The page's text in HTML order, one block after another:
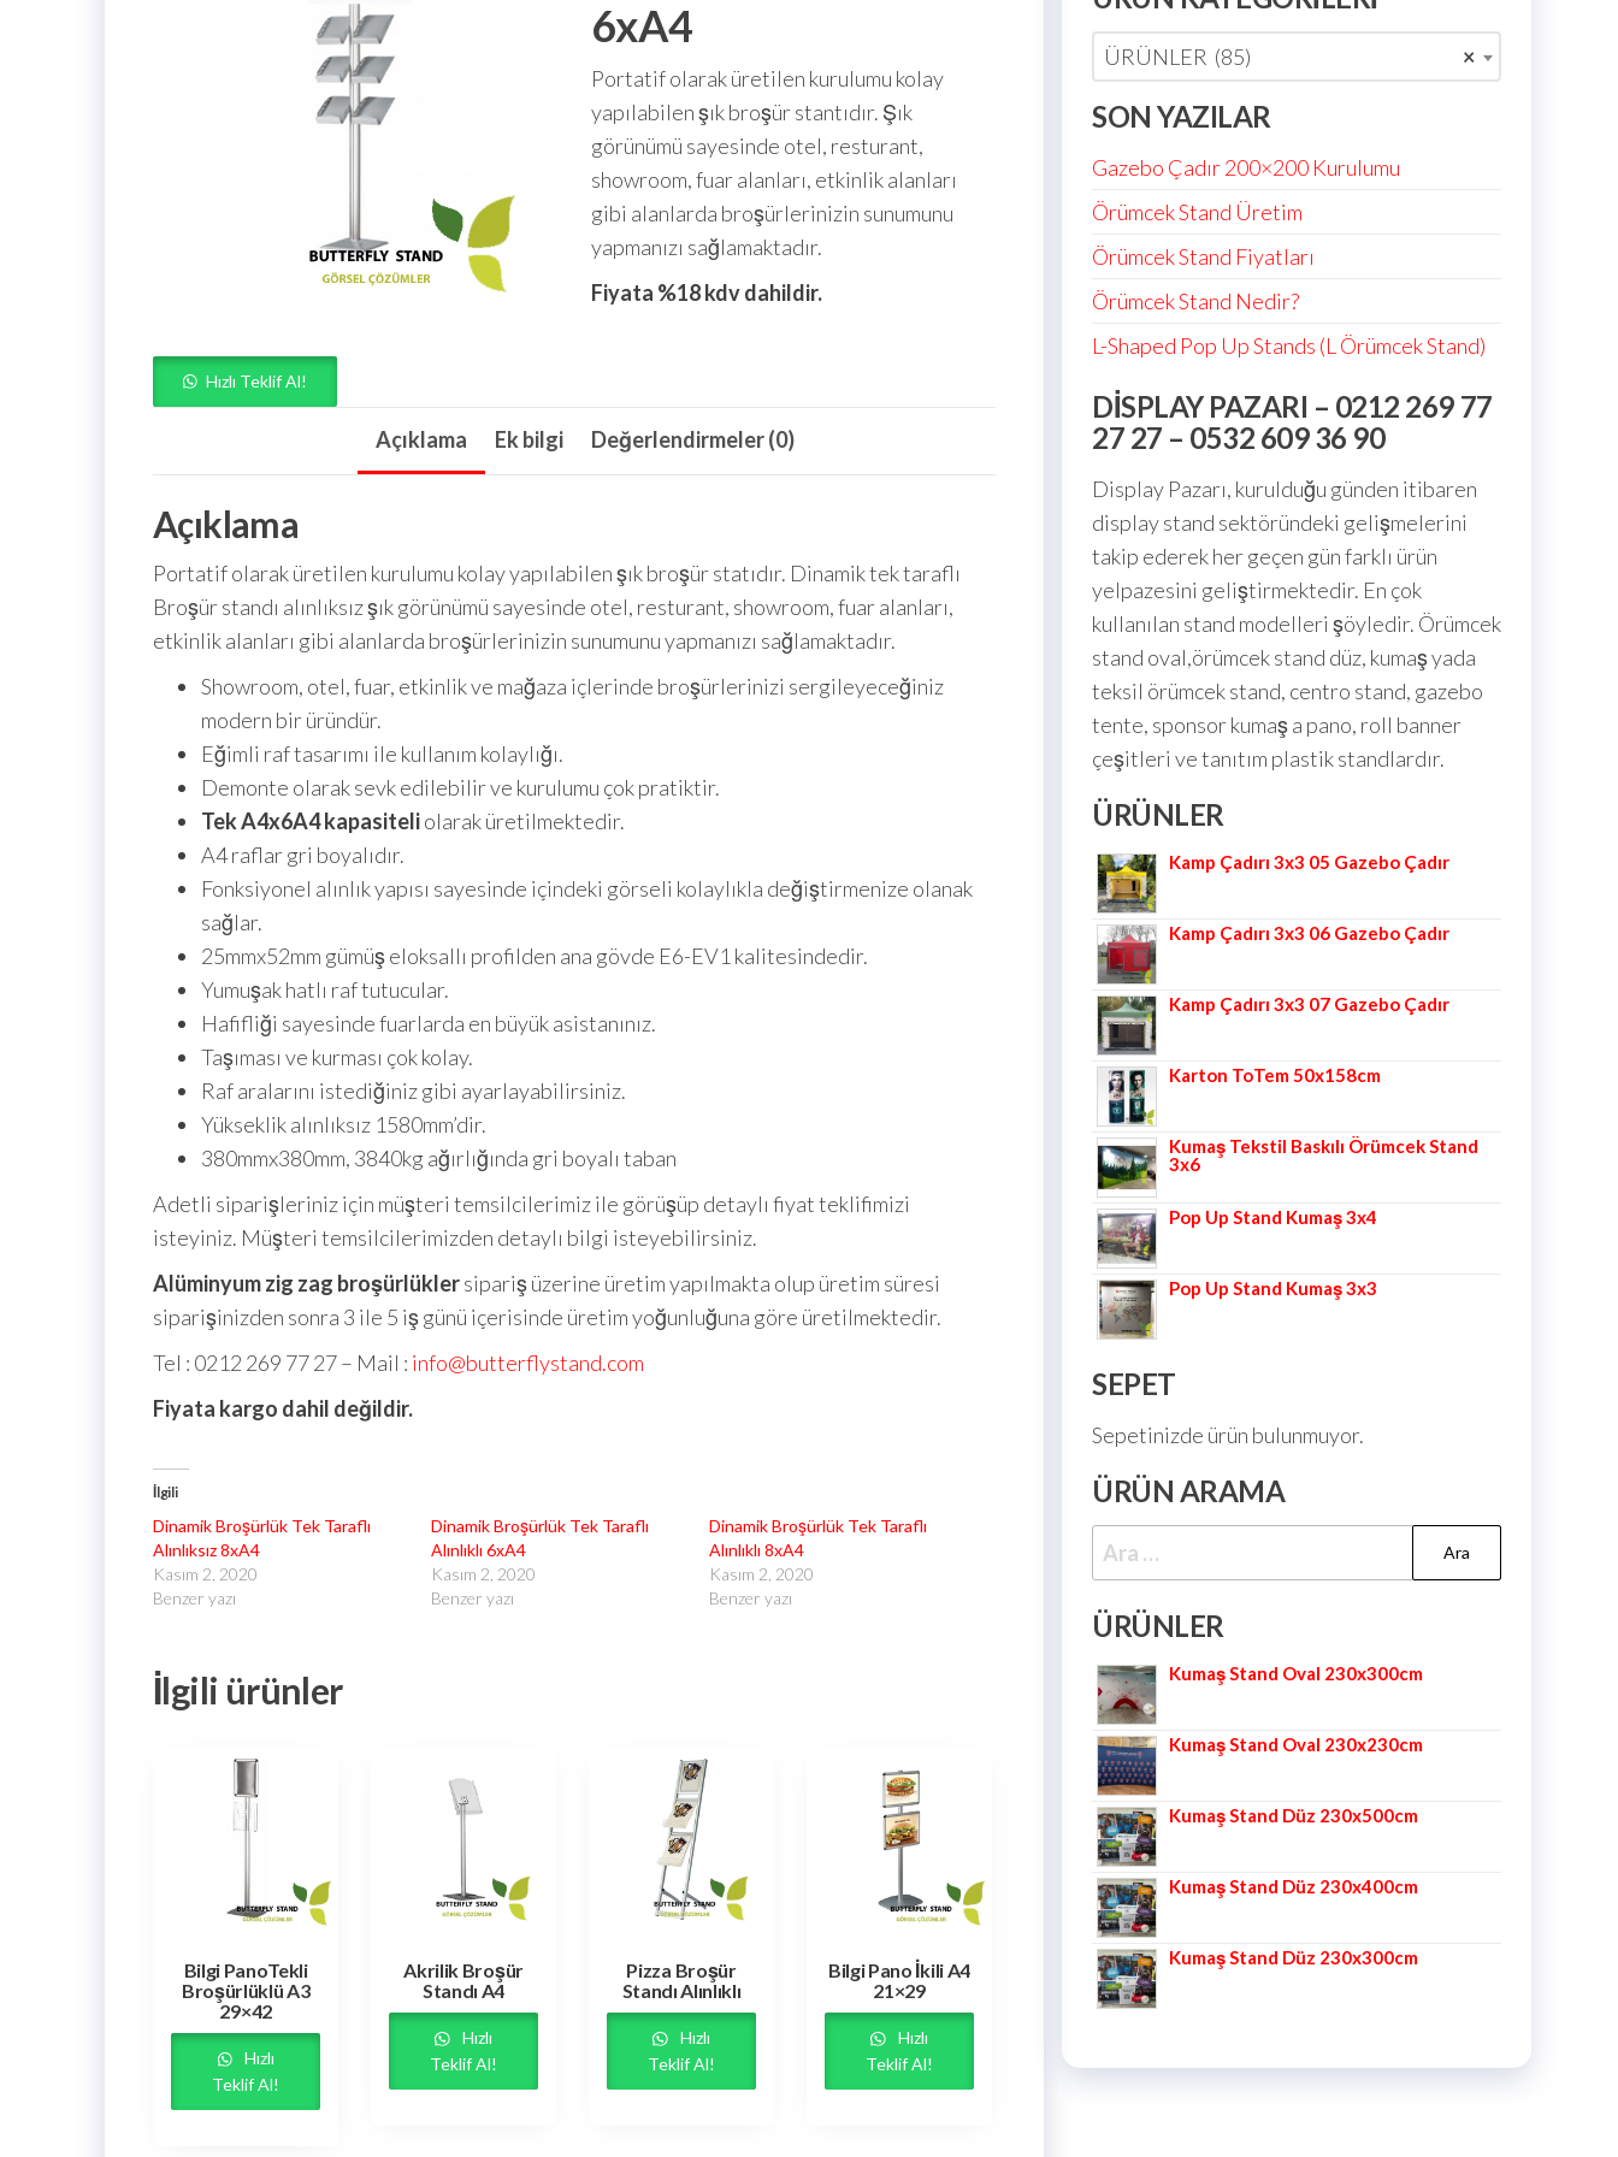
6xA4
Portatif olarak üretilen kurulumu kolay
yapılabilen şık broşür stantıdır. Şık
görünümü sayesinde otel, resturant,
showroom, fuar alanları, etkinlik alanları
gibi alanlarda broşürlerinizin sunumunu
yapmanızı sağlamaktadır.
Fiyata %18 kdv dahildir.
Hızlı Teklif Al!
Açıklama Ek bilgi Değerlendirmeler (0)
Açıklama
Portatif olarak üretilen kurulumu kolay yapılabilen şık broşür statıdır. Dinamik tek taraflı
Broşür standı alınlıksız şık görünümü sayesinde otel, resturant, showroom, fuar alanları,
etkinlik alanları gibi alanlarda broşürlerinizin sunumunu yapmanızı sağlamaktadır.
Showroom, otel, fuar, etkinlik ve mağaza içlerinde broşürlerinizi sergileyeceğiniz
modern bir üründür.
Eğimli raf tasarımı ile kullanım kolaylığı.
Demonte olarak sevk edilebilir ve kurulumu çok pratiktir.
Tek A4x6A4 kapasiteliolarak üretilmektedir.
A4 raflar gri boyalıdır.
Fonksiyonel alınlık yapısı sayesinde içindeki görseli kolaylıkla değiştirmenize olanak
sağlar.
25mmx52mm gümüş eloksallı profilden ana gövde E6-EV1 kalitesindedir.
Yumuşak hatlı raf tutucular.
Hafifliği sayesinde fuarlarda en büyük asistanınız.
Taşıması ve kurması çok kolay.
Raf aralarını istediğiniz gibi ayarlayabilirsiniz.
Yükseklik alınlıksız 1580mm’dir.
380mmx380mm, 3840kg ağırlığında gri boyalı taban
Adetli siparişleriniz için müşteri temsilcilerimiz ile görüşüp detaylı fiyat teklifimizi
isteyiniz. Müşteri temsilcilerimizden detaylı bilgi isteyebilirsiniz.
Alüminyum zig zag broşürlüklersipariş üzerine üretim yapılmakta olup üretim süresi
siparişinizden sonra 3 ile 5 iş günü içerisinde üretim yoğunluğuna göre üretilmektedir.
Tel : 0212 269 77 27 – Mail : info@butterflystand.com
Fiyata kargo dahil değildir.
İlgili
Dinamik Broşürlük Tek Taraflı
Alınlıksız 8xA4
Kasım 2, 2020
Benzer yazı
Dinamik Broşürlük Tek Taraflı
Alınlıklı 6xA4
Kasım 2, 2020
Benzer yazı
Dinamik Broşürlük Tek Taraflı
Alınlıklı 8xA4
Kasım 2, 2020
Benzer yazı
İlgili ürünler
Bilgi PanoTekli
Broşürlüklü A3
29×42
Hızlı
Teklif Al!
Akrilik Broşür
Standı A4
Hızlı
Teklif Al!
Pizza Broşür
Standı Alınlıklı
Hızlı
Teklif Al!
Bilgi Pano İkili A4
21×29
Hızlı
Teklif Al!
×
ÜRÜNLER (85)
SON YAZILAR
Gazebo Çadır 200×200 Kurulumu
Örümcek Stand Üretim
Örümcek Stand Fiyatları
Örümcek Stand Nedir?
L-Shaped Pop Up Stands (L Örümcek Stand)
DISPLAY PAZARI – 0212 269 77
27 27 – 0532 609 36 90
Display Pazarı, kurulduğu günden itibaren
display stand sektöründeki gelişmelerini
takip ederek her geçen gün farklı ürün
yelpazesini geliştirmektedir. En çok
kullanılan stand modelleri şöyledir. Örümcek
stand oval,örümcek stand düz, kumaş yada
teksil örümcek stand, centro stand, gazebo
tente, sponsor kumaş a pano, roll banner
çeşitleri ve tanıtım plastik standlardır.
ÜRÜNLER
Kamp Çadırı 3x3 05 Gazebo Çadır
Kamp Çadırı 3x3 06 Gazebo Çadır
Kamp Çadırı 3x3 07 Gazebo Çadır
Karton ToTem 50x158cm
Kumaş Tekstil Baskılı Örümcek Stand
3x6
Pop Up Stand Kumaş 3x4
Pop Up Stand Kumaş 3x3
SEPET
Sepetinizde ürün bulunmuyor.
ÜRÜN ARAMA
ÜRÜNLER
Kumaş Stand Oval 230x300cm
Kumaş Stand Oval 230x230cm
Kumaş Stand Düz 230x500cm
Kumaş Stand Düz 230x400cm
Kumaş Stand Düz 230x300cm